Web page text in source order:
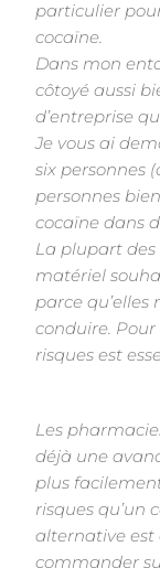
particulier
cocaïne.
Dans mon
côtoyé aussi
d’entreprise
Je vous ai
six personnes
personnes
cocaïne dans
La plupart des
matériel
parce qu’elles
conduire.
risques est
Les
déjà une
plus
risques qu’un
alternative est
commander